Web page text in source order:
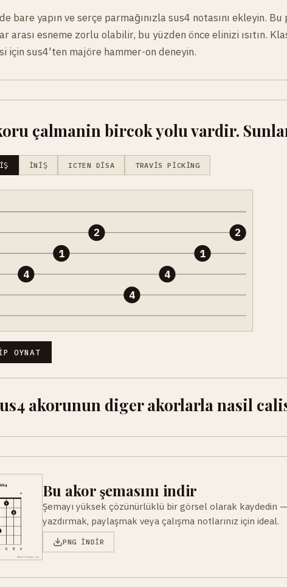
bare yapın ve serçe parmağınızla sus4 notasını ekleyin. Bu
arası esneme zorlu olabilir, bu yüzden önce elinizi ısıtın.
için sus4'ten majöre hammer-on deneyin.
çalmanin bircok yolu vardir.
İNIŞ ICTEN DISA TRAVIS PICKING
4
1
2
4
4
1
2
OYNAT
akorunun diger akorlarla nasil
Bu akor şemasını indir
Şemayı yüksek çözünürlüklü bir görsel olarak kaydedin —
yazdırmak, paylaşmak veya çalışma notlarınız için ideal.
PNG INDIR